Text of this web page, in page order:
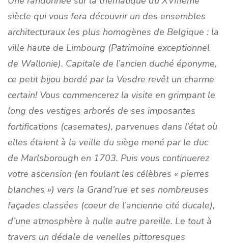
siècle qui vous fera découvrir un des ensembles
architecturaux les plus homogènes de Belgique : la
ville haute de Limbourg (Patrimoine exceptionnel
de Wallonie). Capitale de l’ancien duché éponyme,
ce petit bijou bordé par la Vesdre revêt un charme
certain! Vous commencerez la visite en grimpant le
long des vestiges arborés de ses imposantes
fortifications (casemates), parvenues dans l’état où
elles étaient à la veille du siège mené par le duc
de Marlsborough en 1703. Puis vous continuerez
votre ascension (en foulant les célèbres « pierres
blanches ») vers la Grand’rue et ses nombreuses
façades classées (coeur de l’ancienne cité ducale),
d’une atmosphère à nulle autre pareille. Le tout à
travers un dédale de venelles pittoresques